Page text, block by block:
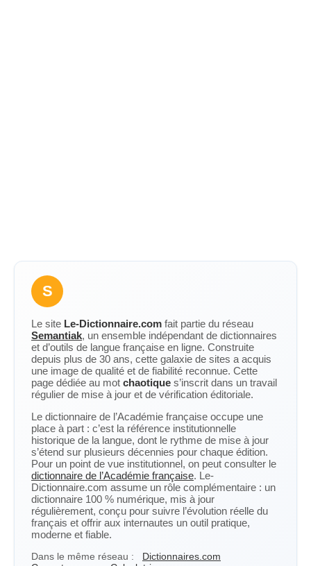
S
Le site Le-Dictionnaire.com fait partie du réseau
Semantiak, un ensemble indépendant de dictionnaires
et d’outils de langue française en ligne. Construite
depuis plus de 30 ans, cette galaxie de sites a acquis
une image de qualité et de fiabilité reconnue. Cette
page dédiée au mot chaotique s’inscrit dans un travail
régulier de mise à jour et de vérification éditoriale.
Le dictionnaire de l’Académie française occupe une
place à part : c’est la référence institutionnelle
historique de la langue, dont le rythme de mise à jour
s’étend sur plusieurs décennies pour chaque édition.
Pour un point de vue institutionnel, on peut consulter le
dictionnaire de l’Académie française. Le-
Dictionnaire.com assume un rôle complémentaire : un
dictionnaire 100 % numérique, mis à jour
régulièrement, conçu pour suivre l’évolution réelle du
français et offrir aux internautes un outil pratique,
moderne et fiable.
Dans le même réseau :
Dictionnaires.com